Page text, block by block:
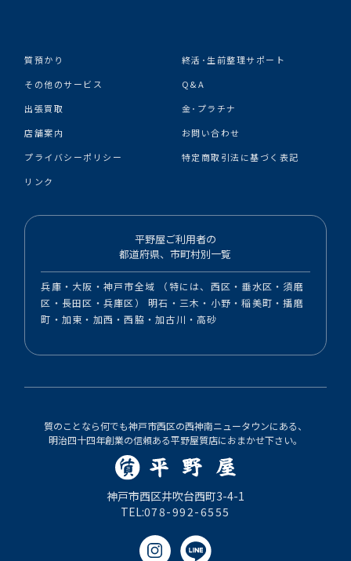
質預かり
終活･生前整理サポート
その他のサービス
Q&A
出張買取
金･プラチナ
店舗案内
お問い合わせ
プライバシーポリシー
特定商取引法に基づく表記
リンク
平野屋ご利用者の
都道府県、市町村別一覧
兵庫・大阪・神戸市全域 （特には、西区・垂水区・須磨
区・長田区・兵庫区） 明石・三木・小野・稲美町・播磨
町・加東・加西・西脇・加古川・高砂
質のことなら何でも神戸市西区の西神南ニュータウンにある、
明治四十四年創業の信頼ある平野屋質店におまかせ下さい。
神戸市西区井吹台西町3-4-1
TEL:078-992-6555